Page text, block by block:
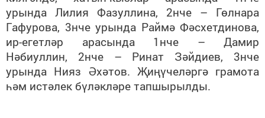
урында Лилия Фазуллина, 2нче – Гөлнара
Гафурова, 3нче урында Раймә Фәсхетдинова,
ир-егетләр арасында 1нче – Дамир
Нәбиуллин, 2нче – Ринат Зәйдиев, 3нче
урында Нияз Әхәтов. Җиңүчеләргә грамота
һәм истәлек бүләкләре тапшырылды.